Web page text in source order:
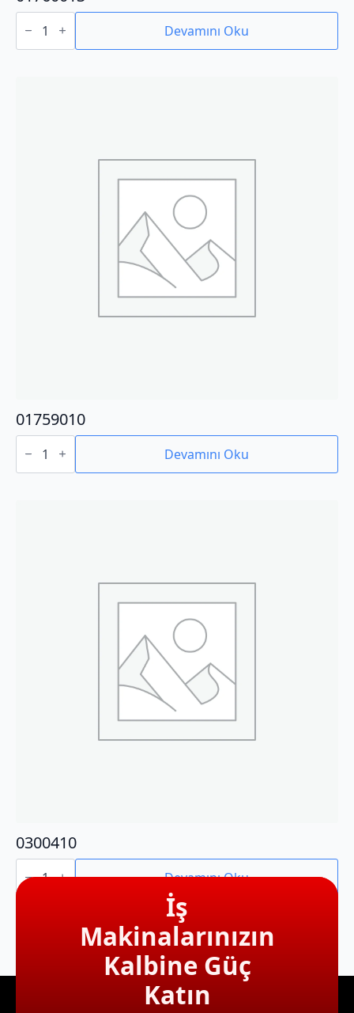
01760013
adet Devamını Oku
01759010
01759010
adet Devamını Oku
0300410
0300410
adet Devamını Oku
İş
Makinalarınızın
Kalbine Güç
Katın